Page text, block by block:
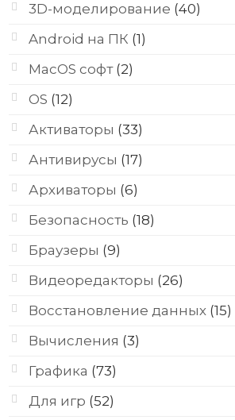
3D-моделирование (40)
Android на ПК (1)
MacOS софт(2)
OS (12)
Активаторы (33)
Антивирусы (17)
Архиваторы (6)
Безопасность (18)
Браузеры (9)
Видеоредакторы (26)
Восстановление данных (15)
Вычисления (3)
Графика (73)
Для игр (52)